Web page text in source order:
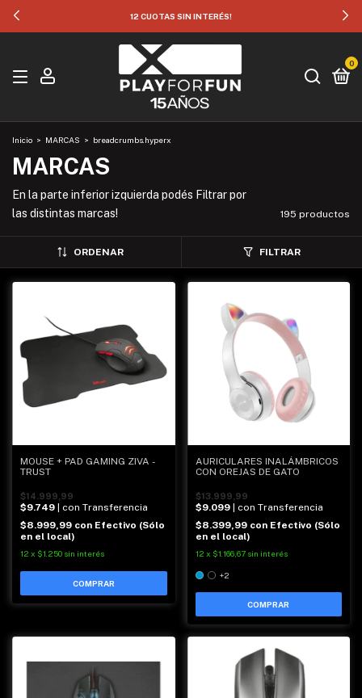
12 CUOTAS SIN INTERÉS!
0
Inicio > MARCAS > breadcrumbs.hyperx
MARCAS
En la parte inferior izquierda podés Filtrar por
las distintas marcas!
195 productos
ORDENAR FILTRAR
MOUSE + PAD GAMING ZIVA -
TRUST
$14.999,99
$9.749 | con Transferencia
$8.999,99 con Efectivo (Sólo
en el local)
12 x $1.250 sin interés
AURICULARES INALÁMBRICOS
CON OREJAS DE GATO
$13.999,99
$9.099 | con Transferencia
$8.399,99 con Efectivo (Sólo
en el local)
12 x $1.166,67 sin interés
+2
COMPRAR